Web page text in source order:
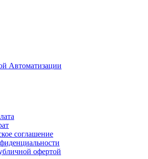
Автоматизации
соглашение
офертой